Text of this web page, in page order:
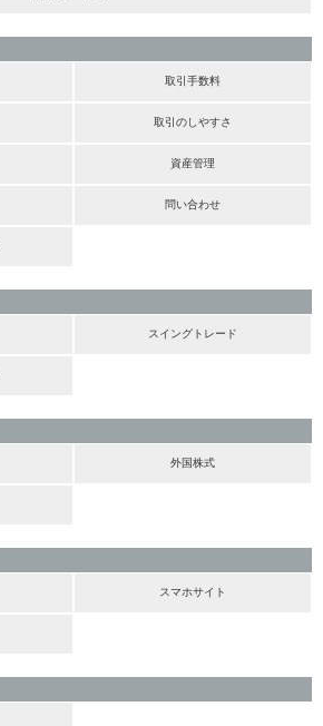
取引手数料
取引のしやすさ
資産管理
問い合わせ
スイングトレード
外国株式
スマホサイト